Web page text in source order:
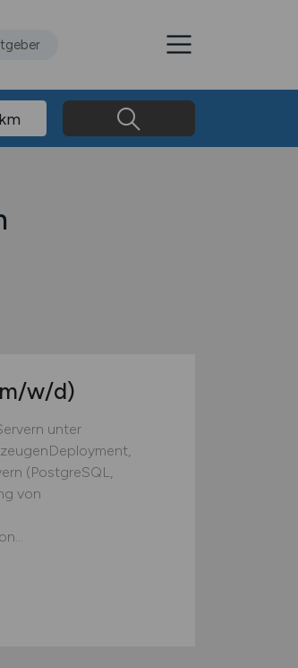
w/d)
unter
(PostgreSQL,
von